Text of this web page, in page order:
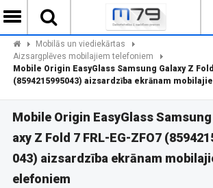
Mobilās un viediekārtas
Aizsargplēves mobilajiem telefoniem
Mobile Origin EasyGlass Samsung Galaxy Z
(8594215995043) aizsardzība ekrānam
Mobile Origin EasyGlass Samsung
axy Z Fold 7 FRL-EG-ZFO7
043) aizsardzība ekrānam
elefoniem